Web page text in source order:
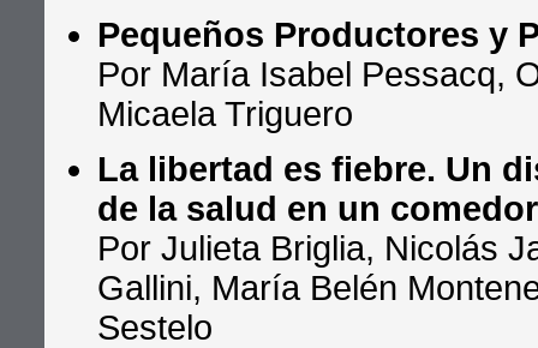
Pequeños Productores y
Por María Isabel Pessacq,
Micaela Triguero
La libertad es fiebre. Un
de la salud en un
Por Julieta Briglia, Nicolás
Gallini, María Belén
Sestelo